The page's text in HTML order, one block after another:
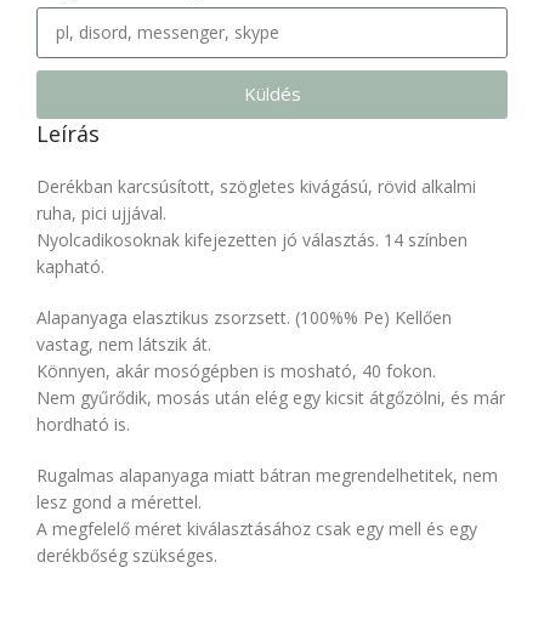
Küldés
Leírás
Derékban karcsúsított, szögletes kivágású, rövid alkalmi
ruha, pici ujjával.
Nyolcadikosoknak kifejezetten jó választás. 14 színben
kapható.
Alapanyaga elasztikus zsorzsett. (100%% Pe) Kellően
vastag, nem látszik át.
Könnyen, akár mosógépben is mosható, 40 fokon.
Nem gyűrődik, mosás után elég egy kicsit átgőzölni, és már
hordható is.
Rugalmas alapanyaga miatt bátran megrendelhetitek, nem
lesz gond a mérettel.
A megfelelő méret kiválasztásához csak egy mell és egy
derékbőség szükséges.